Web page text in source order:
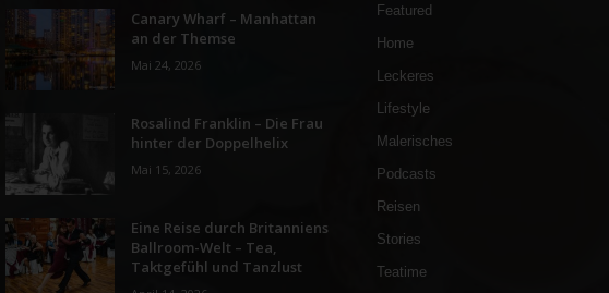
Canary Wharf – Manhattan
an der Themse
Mai 24, 2026
Rosalind Franklin – Die Frau
hinter der Doppelhelix
Mai 15, 2026
Eine Reise durch Britanniens
Ballroom-Welt – Tea,
Taktgefühl und Tanzlust
Featured
Home
Leckeres
Lifestyle
Malerisches
Podcasts
Reisen
Stories
Teatime